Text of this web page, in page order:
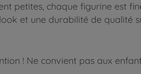
petites, chaque figurine est
et une durabilité de qualité
! Ne convient pas aux